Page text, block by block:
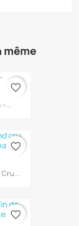
même
-...
favorite_border
favorite_border
favorite_border